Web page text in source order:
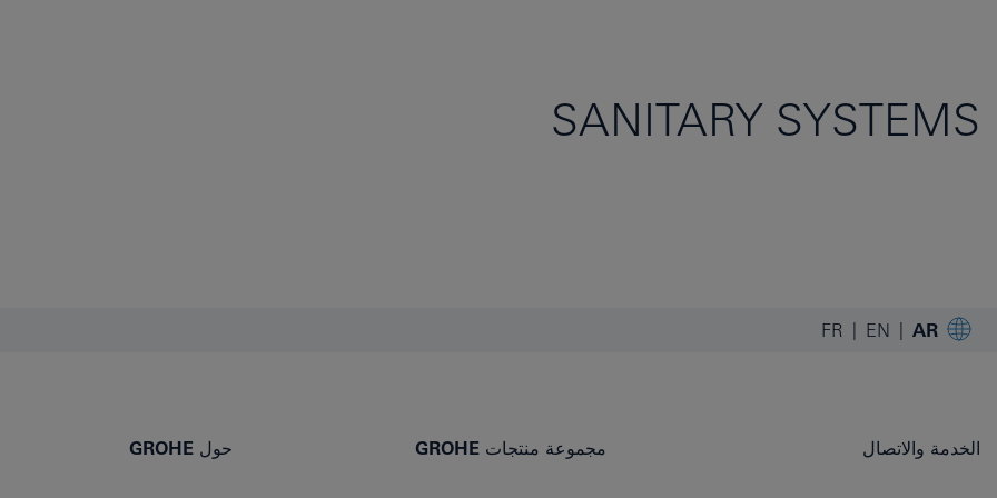
SANITARY SYSTEMS
AR
EN
FR
الخدمة والاتصال مجموعة منتجات GROHE حول GROHE